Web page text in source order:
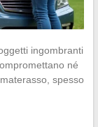
ingombranti
né
spesso